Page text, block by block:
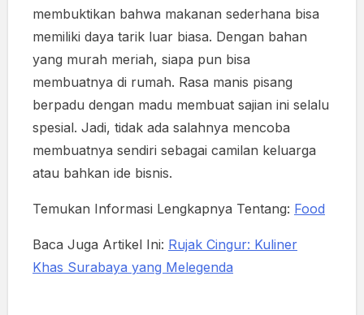
membuktikan bahwa makanan sederhana bisa
memiliki daya tarik luar biasa. Dengan bahan
yang murah meriah, siapa pun bisa
membuatnya di rumah. Rasa manis pisang
berpadu dengan madu membuat sajian ini selalu
spesial. Jadi, tidak ada salahnya mencoba
membuatnya sendiri sebagai camilan keluarga
atau bahkan ide bisnis.
Temukan Informasi Lengkapnya Tentang: Food
Baca Juga Artikel Ini: Rujak Cingur: Kuliner
Khas Surabaya yang Melegenda